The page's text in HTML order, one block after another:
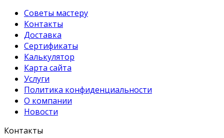
Советы мастеру
Контакты
Доставка
Сертификаты
Калькулятор
Карта сайта
Услуги
Политика конфиденциальности
О компании
Новости
Контакты